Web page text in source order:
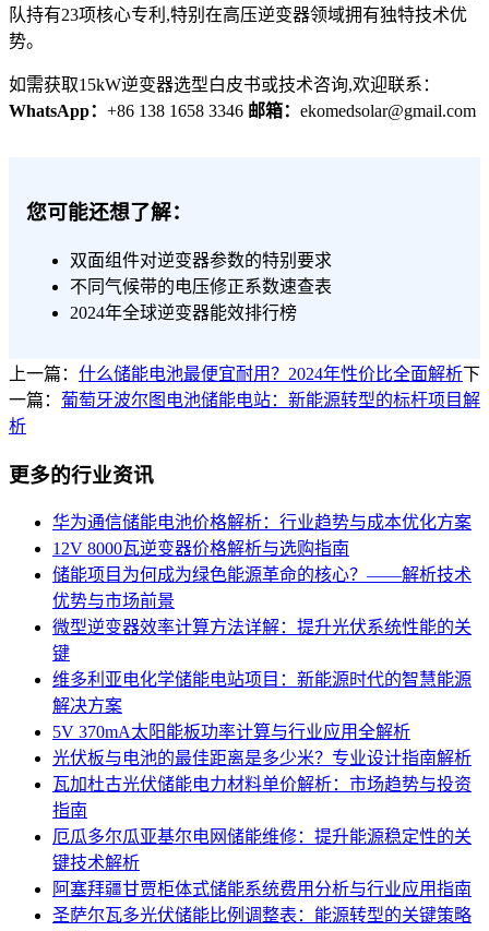
队持有23项核心专利,特别在高压逆变器领域拥有独特技术优
势。
如需获取15kW逆变器选型白皮书或技术咨询,欢迎联系：
WhatsApp： +86 138 1658 3346 邮箱： ekomedsolar@gmail.com
您可能还想了解：
双面组件对逆变器参数的特别要求
不同气候带的电压修正系数速查表
2024年全球逆变器能效排行榜
上一篇： 什么储能电池最便宜耐用？2024年性价比全面解析下
一篇： 葡萄牙波尔图电池储能电站：新能源转型的标杆项目解
析
更多的行业资讯
华为通信储能电池价格解析：行业趋势与成本优化方案
12V 8000瓦逆变器价格解析与选购指南
储能项目为何成为绿色能源革命的核心？——解析技术
优势与市场前景
微型逆变器效率计算方法详解：提升光伏系统性能的关
键
维多利亚电化学储能电站项目：新能源时代的智慧能源
解决方案
5V 370mA太阳能板功率计算与行业应用全解析
光伏板与电池的最佳距离是多少米？专业设计指南解析
瓦加杜古光伏储能电力材料单价解析：市场趋势与投资
指南
厄瓜多尔瓜亚基尔电网储能维修：提升能源稳定性的关
键技术解析
阿塞拜疆甘贾柜体式储能系统费用分析与行业应用指南
圣萨尔瓦多光伏储能比例调整表：能源转型的关键策略